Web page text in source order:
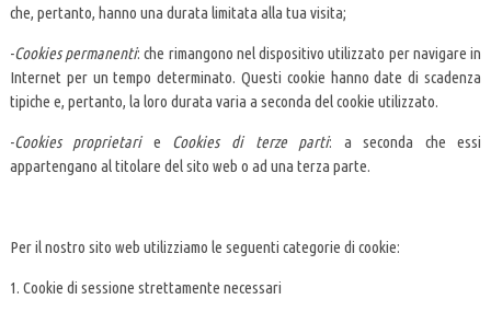
che, pertanto, hanno una durata limitata alla tua visita;
-Cookies permanenti: che rimangono nel dispositivo utilizzato per navigare in
Internet per un tempo determinato. Questi cookie hanno date di scadenza
tipiche e, pertanto, la loro durata varia a seconda del cookie utilizzato.
-Cookies proprietarie Cookies di terze parti: a seconda che essi
appartengano al titolare del sito web o ad una terza parte.
Per il nostro sito web utilizziamo le seguenti categorie di cookie:
1. Cookie di sessione strettamente necessari